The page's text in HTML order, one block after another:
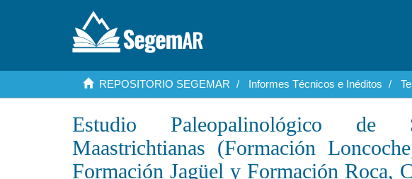
REPOSITORIO SEGEMAR Informes Técnicos e Inéditos
Estudio Paleopalinológico de
Maastrichtianas (Formación
Formación Jagüel y Formación Roca,